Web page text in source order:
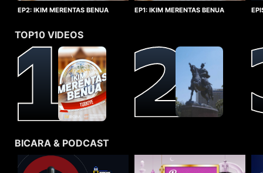
EP2: IKIM MERENTAS BENUA
EP1: IKIM MERENTAS BENUA
TOP10 VIDEOS
BICARA & PODCAST